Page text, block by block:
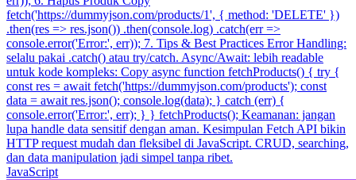
fetch('https://dummyjson.com/products/1', { method: 'DELETE' })
.then(res => res.json()) .then(console.log) .catch(err =>
console.error('Error:', err)); 7. Tips & Best Practices Error Handling:
selalu pakai .catch() atau try/catch. Async/Await: lebih readable
untuk kode kompleks: Copy async function fetchProducts() { try {
const res = await fetch('https://dummyjson.com/products'); const
data = await res.json(); console.log(data); } catch (err) {
console.error('Error:', err); } } fetchProducts(); Keamanan: jangan
lupa handle data sensitif dengan aman. Kesimpulan Fetch API bikin
HTTP request mudah dan fleksibel di JavaScript. CRUD, searching,
dan data manipulation jadi simpel tanpa ribet.
JavaScript